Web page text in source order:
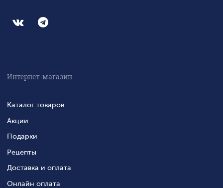
Интернет-магазин
Каталог товаров
Акции
Подарки
Рецепты
Доставка и оплата
Онлайн оплата